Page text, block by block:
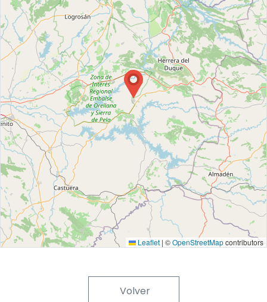
Leaflet | ©OpenStreetMapcontributors
Volver